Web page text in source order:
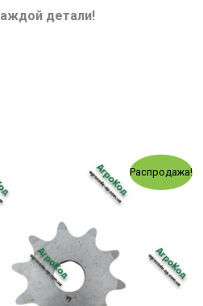
детали!
Распродажа!
Первоначальная
цена
составляла
238.00 грн..
Текущая
цена:
219.00 грн..